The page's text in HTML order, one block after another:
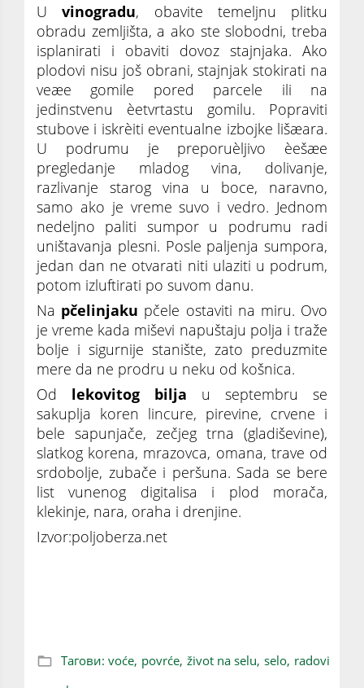
Uvinogradu, obavite temeljnu plitku
obradu zemljišta, a ako ste slobodni, treba
isplanirati i obaviti dovoz stajnjaka. Ako
plodovi nisu još obrani, stajnjak stokirati na
veæe gomile pored parcele ili na
jedinstvenu èetvrtastu gomilu. Popraviti
stubove i iskrèiti eventualne izbojke lišæara.
U podrumu je preporuèljivo èešæe
pregledanje mladog vina, dolivanje,
razlivanje starog vina u boce, naravno,
samo ako je vreme suvo i vedro. Jednom
nedeljno paliti sumpor u podrumu radi
uništavanja plesni. Posle paljenja sumpora,
jedan dan ne otvarati niti ulaziti u podrum,
potom izluftirati po suvom danu.
Na pčelinjaku pčele ostaviti na miru. Ovo
je vreme kada miševi napuštaju polja i traže
bolje i sigurnije stanište, zato preduzmite
mere da ne prodru u neku od košnica.
Od lekovitog bilja u septembru se
sakuplja koren lincure, pirevine, crvene i
bele sapunjače, zečjeg trna (gladiševine),
slatkog korena, mrazovca, omana, trave od
srdobolje, zubače i peršuna. Sada se bere
list vunenog digitalisa i plod morača,
klekinje, nara, oraha i drenjine.
Izvor:poljoberza.net
Тагови: voće, povrće, život na selu, selo, radovi